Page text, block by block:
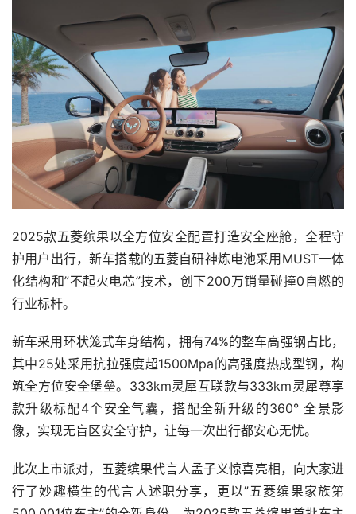
2025款五菱缤果以全方位安全配置打造安全座舱，全程守
护用户出行，新车搭载的五菱自研神炼电池采用MUST一体
化结构和”不起火电芯”技术，创下200万销量碰撞0自燃的
行业标杆。
新车采用环状笼式车身结构，拥有74%的整车高强钢占比，
其中25处采用抗拉强度超1500Mpa的高强度热成型钢，构
筑全方位安全堡垒。333km灵犀互联款与333km灵犀尊享
款升级标配4个安全气囊，搭配全新升级的360° 全景影
像，实现无盲区安全守护，让每一次出行都安心无忧。
此次上市派对，五菱缤果代言人孟子义惊喜亮相，向大家进
行了妙趣横生的代言人述职分享，更以”五菱缤果家族第